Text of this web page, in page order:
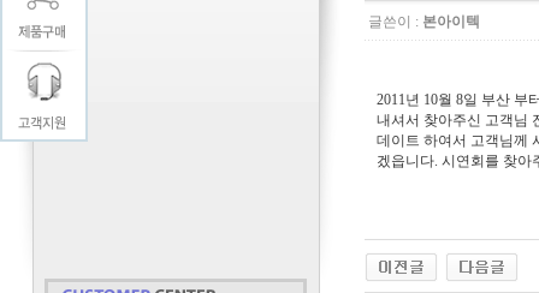
글쓴이 : 본아이텍
2011년 10월 8일 부산 부
내셔서 찾아주신 고객님
데이트 하여서 고객님께
겠읍니다. 시연회를 찾아